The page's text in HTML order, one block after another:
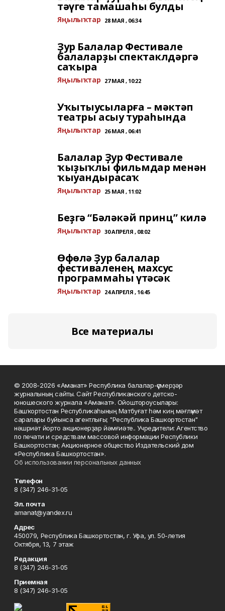
тәүге тамашаһы булды
Яңылыҡтар 28 МАЯ , 06:34
Ҙур Балалар Фестивале
балаларҙы спектаклдәргә
саҡыра
Яңылыҡтар 27 МАЯ , 10:22
Уҡытыусыларға – мәктәп
театры асыу тураһында
Яңылыҡтар 26 МАЯ , 06:41
Балалар Ҙур Фестивале
ҡыҙыҡлы фильмдар менән
ҡыуандырасаҡ
Яңылыҡтар 25 МАЯ , 11:02
Беҙгә “Бәләкәй принц” килә
Яңылыҡтар 30 АПРЕЛЯ , 08:02
Өфөлә Ҙур балалар
фестиваленең махсус
программаһы үтәсәк
Яңылыҡтар 24 АПРЕЛЯ , 16:45
Все материалы
© 2008-2026 «Аманат» Республика балалар-үҫмерҙәр
журналының сайты. Сайт Республиканского детско-
юношеского журнала «Аманат». Ойоштороусылары:
Башҡортостан Республикаһының Матбуғат һәм киң мәғлүмәт
саралары буйынса агентлығы; "Республика Башкортостан"
нәшриәт йорто акционерҙар йәмғиәте.. Учредители: Агентство
по печати и средствам массовой информации Республики
Башкортостан; Акционерное общество Издательский дом
«Республика Башкортостан».
Об использовании персональных данных
Телефон
8 (347) 246-31-05
Эл. почта
amanat@yandex.ru
Адрес
450079, Республика Башкортостан, г. Уфа, ул. 50-летия
Октября, 13, 7 этаж
Редакция
8 (347) 246-31-05
Приемная
8 (347) 246-31-05